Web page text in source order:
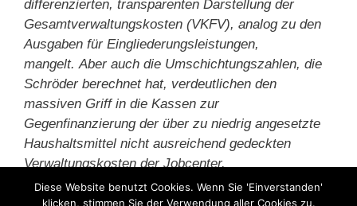
differenzierten, transparenten Darstellung der
Gesamtverwaltungskosten (VKFV), analog zu den
Ausgaben für Eingliederungsleistungen,
mangelt.Aber auch die Umschichtungszahlen, die
Schröder berechnet hat, verdeutlichen den
massiven Griff in die Kassen zur
Gegenfinanzierung der über zu niedrig angesetzte
Haushaltsmittel nicht ausreichend gedeckten
Verwaltungskosten der Jobcenter.
Diese Website benutzt Cookies. Wenn Sie 'Einverstanden'
klicken, stimmen Sie der Verwendung aller Cookies zu.